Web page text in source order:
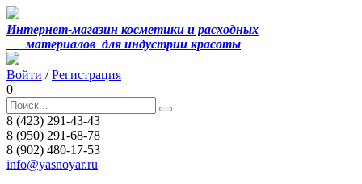
Интернет-магазин косметики и расходных
материалов для индустрии красоты
Войти /Регистрация
0
8 (423) 291-43-43
8 (950) 291-68-78
8 (902) 480-17-53
info@yasnoyar.ru